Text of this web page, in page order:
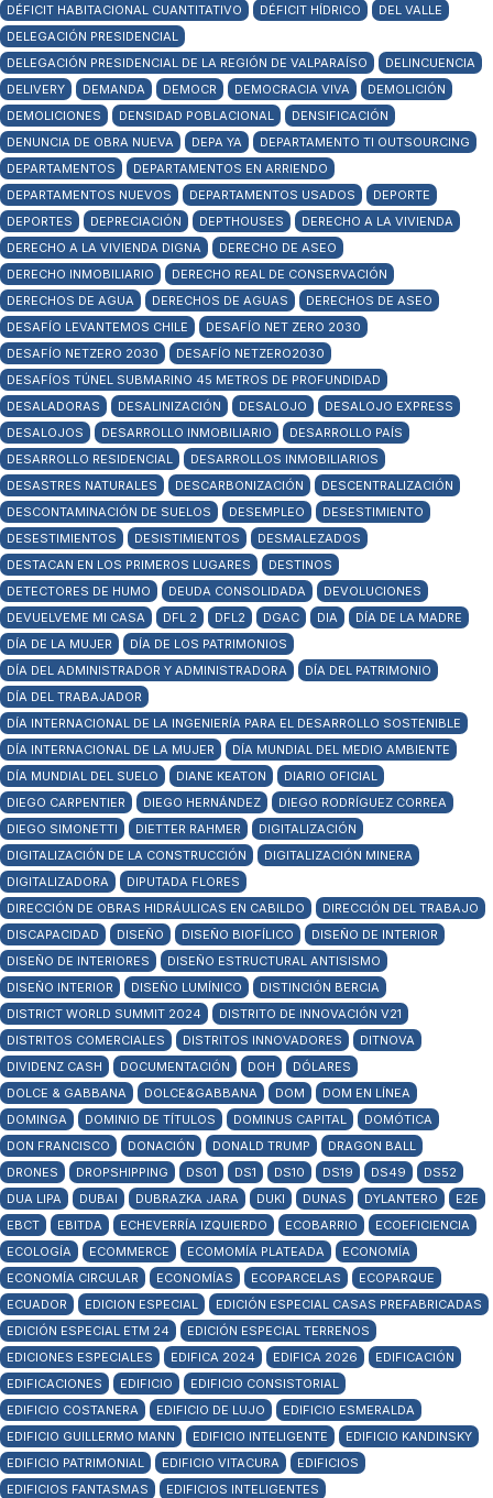
DÉFICIT HABITACIONAL CUANTITATIVO
DÉFICIT HÍDRICO
DEL VALLE
DELEGACIÓN PRESIDENCIAL
DELEGACIÓN PRESIDENCIAL DE LA REGIÓN DE VALPARAÍSO
DELINCUENCIA
DELIVERY
DEMANDA DEMOCR DEMOCRACIA VIVA
DEMOLICIÓN
DEMOLICIONES
DENSIDAD POBLACIONAL
DENSIFICACIÓN
DENUNCIA DE OBRA NUEVA
DEPA YA
DEPARTAMENTO TI OUTSOURCING
DEPARTAMENTOS
DEPARTAMENTOS EN ARRIENDO
DEPARTAMENTOS NUEVOS
DEPARTAMENTOS USADOS
DEPORTE
DEPORTES
DEPRECIACIÓN DEPTHOUSES
DERECHO A LA VIVIENDA
DERECHO A LA VIVIENDA DIGNA
DERECHO DE ASEO
DERECHO INMOBILIARIO
DERECHO REAL DE CONSERVACIÓN
DERECHOS DE AGUA
DERECHOS DE AGUAS
DERECHOS DE ASEO
DESAFÍO LEVANTEMOS CHILE
DESAFÍO NET ZERO 2030
DESAFÍO NETZERO 2030
DESAFÍO NETZERO2030
DESAFÍOS TÚNEL SUBMARINO 45 METROS DE PROFUNDIDAD
DESALADORAS
DESALINIZACIÓN DESALOJO
DESALOJO EXPRESS
DESALOJOS
DESARROLLO INMOBILIARIO
DESARROLLO PAÍS
DESARROLLO RESIDENCIAL
DESARROLLOS INMOBILIARIOS
DESASTRES NATURALES
DESCARBONIZACIÓN
DESCENTRALIZACIÓN
DESCONTAMINACIÓN DE SUELOS
DESEMPLEO
DESESTIMIENTO
DESESTIMIENTOS
DESISTIMIENTOS
DESMALEZADOS
DESTACAN EN LOS PRIMEROS LUGARES
DESTINOS
DETECTORES DE HUMO
DEUDA CONSOLIDADA
DEVOLUCIONES
DEVUELVEME MI CASA
DFL 2 DFL2 DGAC DIA
DÍA DE LA MADRE
DÍA DE LA MUJER
DÍA DE LOS PATRIMONIOS
DÍA DEL ADMINISTRADOR Y ADMINISTRADORA
DÍA DEL PATRIMONIO
DÍA DEL TRABAJADOR
DÍA INTERNACIONAL DE LA INGENIERÍA PARA EL DESARROLLO SOSTENIBLE
DÍA INTERNACIONAL DE LA MUJER
DÍA MUNDIAL DEL MEDIO AMBIENTE
DÍA MUNDIAL DEL SUELO
DIANE KEATON
DIARIO OFICIAL
DIEGO CARPENTIER
DIEGO HERNÁNDEZ
DIEGO RODRÍGUEZ CORREA
DIEGO SIMONETTI
DIETTER RAHMER
DIGITALIZACIÓN
DIGITALIZACIÓN DE LA CONSTRUCCIÓN
DIGITALIZACIÓN MINERA
DIGITALIZADORA
DIPUTADA FLORES
DIRECCIÓN DE OBRAS HIDRÁULICAS EN CABILDO
DIRECCIÓN DEL TRABAJO
DISCAPACIDAD
DISEÑO DISEÑO BIOFÍLICO
DISEÑO DE INTERIOR
DISEÑO DE INTERIORES
DISEÑO ESTRUCTURAL ANTISISMO
DISEÑO INTERIOR
DISEÑO LUMÍNICO
DISTINCIÓN BERCIA
DISTRICT WORLD SUMMIT 2024
DISTRITO DE INNOVACIÓN V21
DISTRITOS COMERCIALES
DISTRITOS INNOVADORES
DITNOVA
DIVIDENZ CASH
DOCUMENTACIÓN DOH
DÓLARES
DOLCE & GABBANA
DOLCE&GABBANA DOM
DOM EN LÍNEA
DOMINGA
DOMINIO DE TÍTULOS DOMINUS CAPITAL
DOMÓTICA
DON FRANCISCO
DONACIÓN DONALD TRUMP
DRAGON BALL
DRONES
DROPSHIPPING DS01 DS1 DS10 DS19 DS49
DS52
DUA LIPA
DUBAI DUBRAZKA JARA DUKI DUNAS DYLANTERO
E2E
EBCT
EBITDA ECHEVERRÍA IZQUIERDO ECOBARRIO
ECOEFICIENCIA
ECOLOGÍA
ECOMMERCE ECOMOMÍA PLATEADA
ECONOMÍA
ECONOMÍA CIRCULAR
ECONOMÍAS ECOPARCELAS
ECOPARQUE
ECUADOR
EDICION ESPECIAL
EDICIÓN ESPECIAL CASAS PREFABRICADAS
EDICIÓN ESPECIAL ETM 24
EDICIÓN ESPECIAL TERRENOS
EDICIONES ESPECIALES
EDIFICA 2024 EDIFICA 2026
EDIFICACIÓN
EDIFICACIONES
EDIFICIO
EDIFICIO CONSISTORIAL
EDIFICIO COSTANERA
EDIFICIO DE LUJO
EDIFICIO ESMERALDA
EDIFICIO GUILLERMO MANN
EDIFICIO INTELIGENTE
EDIFICIO KANDINSKY
EDIFICIO PATRIMONIAL
EDIFICIO VITACURA
EDIFICIOS
EDIFICIOS FANTASMAS
EDIFICIOS INTELIGENTES